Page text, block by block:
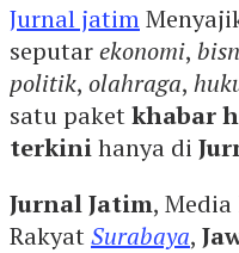
Jurnal jatim
seputarekonomi,
politik, olahraga,
satu paketkhabar
terkinihanya di
Jurnal Jatim,
RakyatSurabaya,